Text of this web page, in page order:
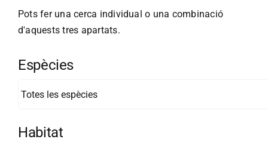
Pots fer una cerca individual o una combinació
d'aquests tres apartats.
Espècies
Habitat